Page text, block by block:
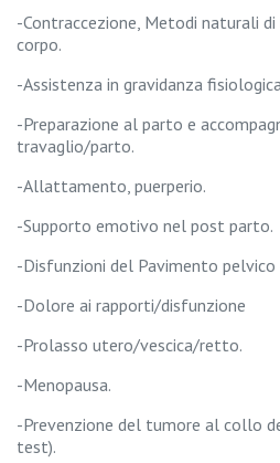
y
C
o
b
i
B
o
g
-Contraccezione, Metodi naturali
corpo.
-Assistenza in gravidanza
-Preparazione al parto e
travaglio/parto.
-Allattamento, puerperio.
-Supporto emotivo nel post parto.
-Disfunzioni del Pavimento pelvico
-Dolore ai rapporti/disfunzione
-Prolasso utero/vescica/retto.
-Menopausa.
-Prevenzione del tumore al collo
test).